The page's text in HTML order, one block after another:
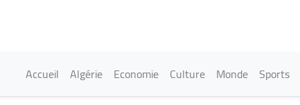
Main navigation
Accueil Algérie Economie Culture Monde Sports